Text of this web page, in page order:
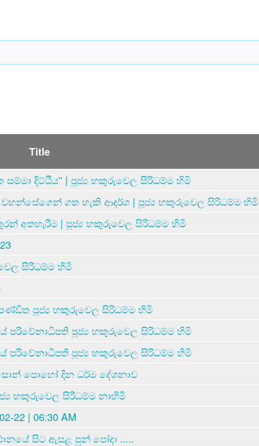
Title
සම්මා දිට්ඨිය'' | පූජ්‍ය හකුරුවෙල සිරිධම්ම හිමි
වහන්සේගෙන් ගත හැකි ආදර්ශ | පූජ්‍ය හකුරුවෙල සිරිධම්ම හිමි
අතහැරීම | පූජ්‍ය හකුරුවෙල සිරිධම්ම හිමි
සිරිධම්ම හිමි
පූජ්‍ය හකුරුවෙල සිරිධම්ම හිමි
පරිවේනාධිපති පූජ්‍ය හකුරුවෙල සිරිධම්ම හිමි
පරිවේනාධිපති පූජ්‍ය හකුරුවෙල සිරිධම්ම හිමි
පොහෝ දින ධර්ම දේශනාව
හකුරුවෙල සිරිධම්ම නාහිමි
22 | 06:30 AM
සිට ඇසළ පුන් පෝදා .....